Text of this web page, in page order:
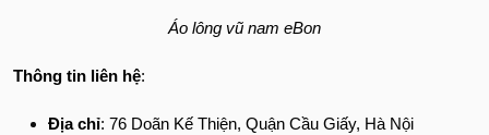
Áo lông vũ nam eBon
Thông tin liên hệ:
Địa chỉ: 76 Doãn Kế Thiện, Quận Cầu Giấy, Hà Nội